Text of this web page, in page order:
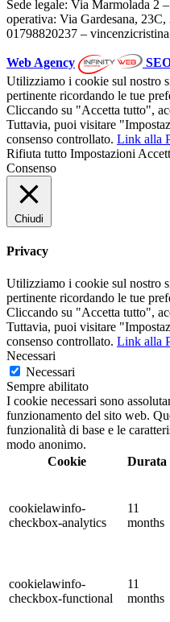
Sede legale: Via Marmolada 2
operativa: Via Gardesana,
01798820237 –
Web Agency
Utilizziamo i cookie sul nostro
pertinente ricordando le tue
Cliccando su "Accetta tutto",
Tuttavia, puoi visitare
consenso controllato. Link alla
Rifiuta tutto Impostazioni
Consenso
Chiudi
Privacy
Utilizziamo i cookie sul nostro
pertinente ricordando le tue
Cliccando su "Accetta tutto",
Tuttavia, puoi visitare
consenso controllato. Link alla
Necessari
Necessari
Sempre abilitato
I cookie necessari sono
funzionamento del sito web.
funzionalità di base e le
modo anonimo.
Cookie
Durata
cookielawinfo-
checkbox-analytics
11
months
cookielawinfo-
checkbox-functional
11
months